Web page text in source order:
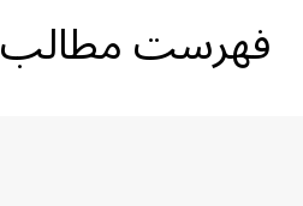
فهرست مطالب